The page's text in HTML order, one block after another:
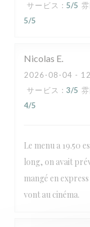
サービス : 5/5
5/5
Nicolas E
2026-08-04 -
サービス : 3/5
4/5
Le menu a 19.50
long, on avait
mangé en
vont au cinéma.